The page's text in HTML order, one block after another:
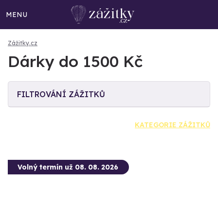
MENU
Zážitky.cz
Dárky do 1500 Kč
FILTROVÁNÍ ZÁŽITKŮ
KATEGORIE ZÁŽITKŮ
Volný termín už 08. 08. 2026